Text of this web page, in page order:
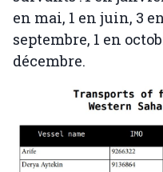
en mai, 1 en juin, 3
septembre, 1 en
décembre.